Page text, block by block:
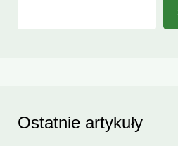
Ostatnie artykuły